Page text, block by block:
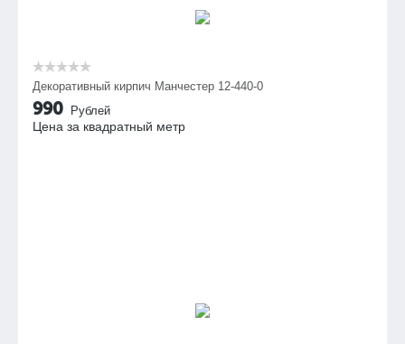
Декоративный кирпич Манчестер 12-440-0
990 Рублей
Цена за квадратный метр